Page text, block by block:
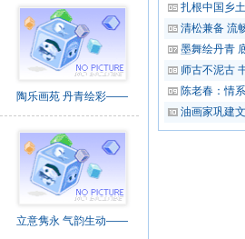
陶乐画苑 丹青绘彩——
立意隽永 气韵生动——
扎根中国乡
清松兼备 流
墨舞绘丹青
师古不泥古
陈老春：情
油画家巩建